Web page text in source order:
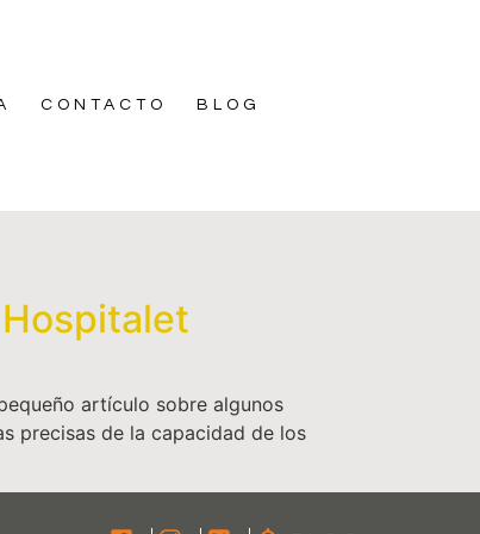
CONTACTO BLOG
artículo sobre algunos
precisas de la capacidad de los